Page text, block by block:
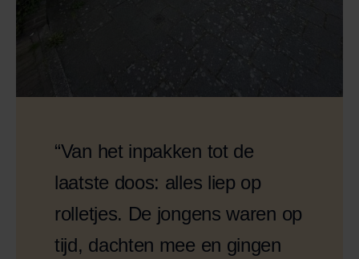
“Van het inpakken tot de
laatste doos: alles liep op
rolletjes. De jongens waren op
tijd, dachten mee en gingen